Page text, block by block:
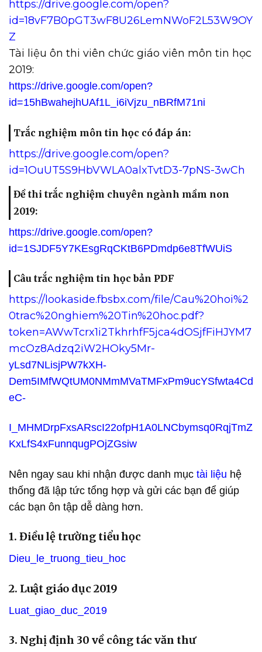
https://drive.google.com/open?
id=18vF7B0pGT3wF8U26LemNWoF2L53W9OY
Z
Tài liệu ôn thi viên chức giáo viên môn tin học
2019:
https://drive.google.com/open?
id=15hBwahejhUAf1L_i6iVjzu_nBRfM71ni
Trắc nghiệm môn tin học có đáp án:
https://drive.google.com/open?
id=1OuUT5S9HbVWLA0alxTvtD3-7pNS-3wCh
Đề thi trắc nghiệm chuyên ngành mầm non
2019:
https://drive.google.com/open?
id=1SJDF5Y7KEsgRqCKtB6PDmdp6e8TfWUiS
Câu trắc nghiệm tin học bản PDF
https://lookaside.fbsbx.com/file/Cau%20hoi%2
0trac%20nghiem%20Tin%20hoc.pdf?
token=AWwTcrx1i2TkhrhfF5jca4dOSjfFiHJYM7
mcOz8Adzq2iW2HOky5Mr-
yLsd7NLisjPW7kXH-
Dem5IMfWQtUM0NMmMVaTMFxPm9ucYSfwta4Cd
eC-
I_MHMDrpFxsARscI22ofpH1A0LNCbymsq0RqjTmZ
KxLfS4xFunnqugPOjZGsiw
Nên ngay sau khi nhận được danh mục tài liệu hệ
thống đã lập tức tổng hợp và gửi các bạn để giúp
các bạn ôn tập dễ dàng hơn.
1. Điều lệ trường tiểu học
Dieu_le_truong_tieu_hoc
2. Luật giáo dục 2019
Luat_giao_duc_2019
3. Nghị định 30 về công tác văn thư